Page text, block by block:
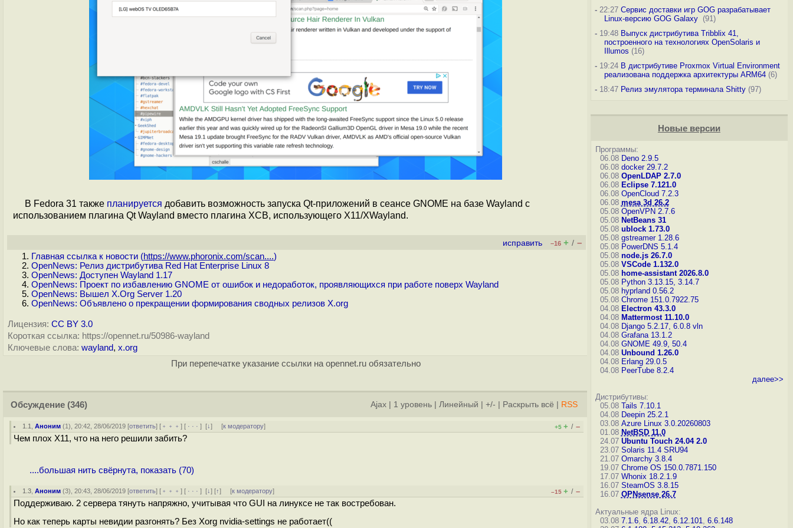
В Fedora 31 также планируется добавить возможность запуска Qt-приложений в сеансе GNOME на базе Wayland с
использованием плагина Qt Wayland вместо плагина XCB, использующего X11/XWayland.
исправить –16 + / –
Главная ссылка к новости (https://www.phoronix.com/scan....)
OpenNews: Релиз дистрибутива Red Hat Enterprise Linux 8
OpenNews: Доступен Wayland 1.17
OpenNews: Проект по избавлению GNOME от ошибок и недоработок, проявляющихся при работе поверх Wayland
OpenNews: Вышел X.Org Server 1.20
OpenNews: Объявлено о прекращении формирования сводных релизов X.org
Лицензия: CC BY 3.0
Короткая ссылка: https://opennet.ru/50986-wayland
Ключевые слова: wayland, x.org
При перепечатке указание ссылки на opennet.ru обязательно
Обсуждение (346) Ajax 1 уровень Линейный +/- Раскрыть всё RSS
1.1 ,Аноним (1), 20:42, 28/06/2019 [ответить] [ ﹢﹢﹢] [ · · ·][↓] [к модератору] +5 + / –
Чем плох X11, что на него решили забить?
....большая нить свёрнута, показать (70)
1.3 ,Аноним (3), 20:43, 28/06/2019 [ответить] [ ﹢﹢﹢] [ · · ·][↓] [↑] [к модератору] –15 + / –
Поддерживаю. 2 сервера тянуть напряжно, учитывая что GUI на линуксе не так востребован.
Но как теперь карты невидии разгонять? Без Xorg nvidia-settings не работает((
-22:27 Сервис доставки игр GOG разрабатывает
Linux-версию GOG Galaxy (91)
-19:48 Выпуск дистрибутива Tribblix 41,
построенного на технологиях OpenSolaris и
Illumos (16)
-19:24 В дистрибутиве Proxmox Virtual Environment
реализована поддержка архитектуры ARM64(6)
-18:47 Релиз эмулятора терминала Shitty(97)
Новые версии
Программы:
06.08 Deno 2.9.5
06.08 docker 29.7.2
06.08 OpenLDAP 2.7.0
06.08 Eclipse 7.121.0
06.08 OpenCloud 7.2.3
06.08 mesa 3d 26.2
05.08 OpenVPN 2.7.6
05.08 NetBeans 31
05.08 ublock 1.73.0
05.08 gstreamer 1.28.6
05.08 PowerDNS 5.1.4
05.08 node.js 26.7.0
05.08 VSCode 1.132.0
05.08 home-assistant 2026.8.0
05.08 Python 3.13.15, 3.14.7
05.08 hyprland 0.56.2
05.08 Chrome 151.0.7922.75
04.08 Electron 43.3.0
04.08 Mattermost 11.10.0
04.08 Django 5.2.17, 6.0.8 vln
04.08 Grafana 13.1.2
04.08 GNOME 49.9, 50.4
04.08 Unbound 1.26.0
04.08 Erlang 29.0.5
04.08 PeerTube 8.2.4
далее>>
Дистрибутивы:
05.08 Tails 7.10.1
04.08 Deepin 25.2.1
03.08 Azure Linux 3.0.20260803
01.08 NetBSD 11.0
24.07 Ubuntu Touch 24.04 2.0
23.07 Solaris 11.4 SRU94
21.07 Omarchy 3.8.4
19.07 Chrome OS 150.0.7871.150
17.07 Whonix 18.2.1.9
16.07 SteamOS 3.8.15
16.07 OPNsense 26.7
Актуальные ядра Linux:
03.08 7.1.6, 6.18.42, 6.12.101, 6.6.148